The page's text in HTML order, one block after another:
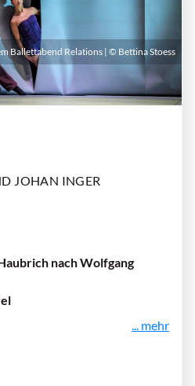
| 18:00 Uhr - 20:00
JOHAN INGER
nach Wolfgang
... mehr
Ballettabend Relations | © Bettina Stoess